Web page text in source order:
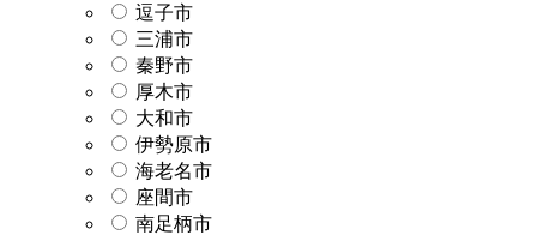
逗子市
三浦市
秦野市
厚木市
大和市
伊勢原市
海老名市
座間市
南足柄市